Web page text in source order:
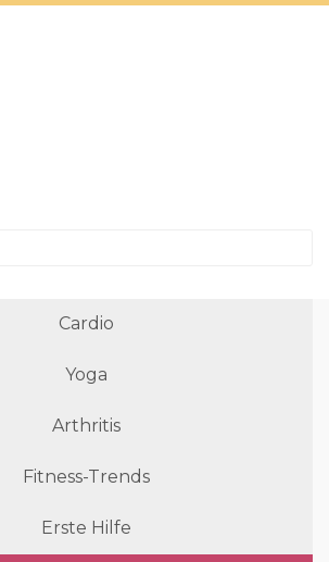
Cardio
Yoga
Arthritis
Fitness-Trends
Erste Hilfe